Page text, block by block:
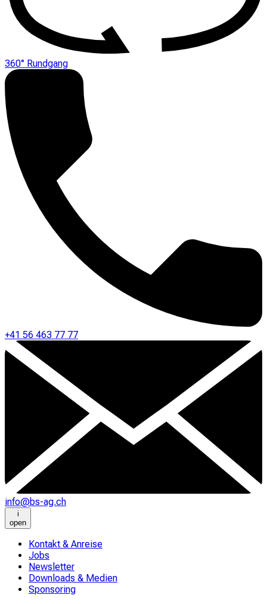
360° Rundgang
+41 56 463 77 77
info@bs-ag.ch
i
open
Kontakt & Anreise
Jobs
Newsletter
Downloads & Medien
Sponsoring